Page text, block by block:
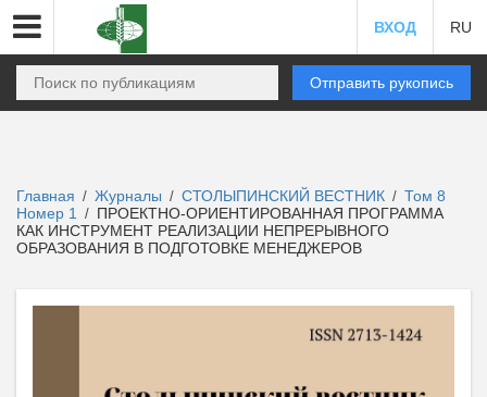
ВХОД RU
Отправить рукопись
Главная / Журналы / СТОЛЫПИНСКИЙ ВЕСТНИК / Том 8
Номер 1
/ ПРОЕКТНО-ОРИЕНТИРОВАННАЯ ПРОГРАММА
КАК ИНСТРУМЕНТ РЕАЛИЗАЦИИ НЕПРЕРЫВНОГО
ОБРАЗОВАНИЯ В ПОДГОТОВКЕ МЕНЕДЖЕРОВ